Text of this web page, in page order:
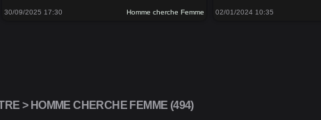
30/09/2025 17:30 Homme cherche Femme 02/01/2024 10:35
> HOMME CHERCHE FEMME (494)